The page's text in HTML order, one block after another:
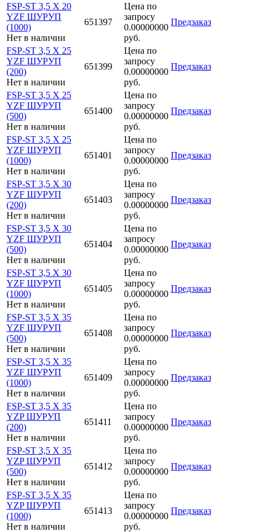
FSP-ST 3,5 X 20
YZF ШУРУП
(1000)
Нет в наличии
651397
Цена по
запросу
0.00000000
руб.
Предзаказ
FSP-ST 3,5 X 25
YZF ШУРУП
(200)
Нет в наличии
651399
Цена по
запросу
0.00000000
руб.
Предзаказ
FSP-ST 3,5 X 25
YZF ШУРУП
(500)
Нет в наличии
651400
Цена по
запросу
0.00000000
руб.
Предзаказ
FSP-ST 3,5 X 25
YZF ШУРУП
(1000)
Нет в наличии
651401
Цена по
запросу
0.00000000
руб.
Предзаказ
FSP-ST 3,5 X 30
YZF ШУРУП
(200)
Нет в наличии
651403
Цена по
запросу
0.00000000
руб.
Предзаказ
FSP-ST 3,5 X 30
YZF ШУРУП
(500)
Нет в наличии
651404
Цена по
запросу
0.00000000
руб.
Предзаказ
FSP-ST 3,5 X 30
YZF ШУРУП
(1000)
Нет в наличии
651405
Цена по
запросу
0.00000000
руб.
Предзаказ
FSP-ST 3,5 X 35
YZF ШУРУП
(500)
Нет в наличии
651408
Цена по
запросу
0.00000000
руб.
Предзаказ
FSP-ST 3,5 X 35
YZF ШУРУП
(1000)
Нет в наличии
651409
Цена по
запросу
0.00000000
руб.
Предзаказ
FSP-ST 3,5 X 35
YZP ШУРУП
(200)
Нет в наличии
651411
Цена по
запросу
0.00000000
руб.
Предзаказ
FSP-ST 3,5 X 35
YZP ШУРУП
(500)
Нет в наличии
651412
Цена по
запросу
0.00000000
руб.
Предзаказ
FSP-ST 3,5 X 35
YZP ШУРУП
(1000)
Нет в наличии
651413
Цена по
запросу
0.00000000
руб.
Предзаказ